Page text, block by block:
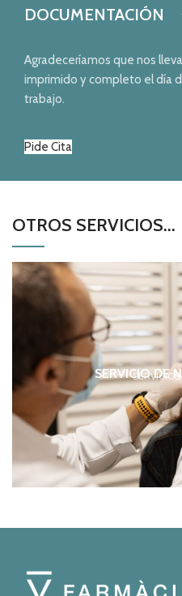
DOCUMENTACIÓN
Agradeceríamos que nos
imprimido y completo el día
trabajo.
Pide Cita
OTROS SERVICIOS...
SERVICIO DE